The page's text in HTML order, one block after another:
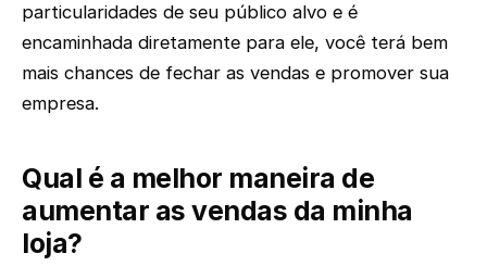
particularidades de seu público alvo e é
encaminhada diretamente para ele, você terá bem
mais chances de fechar as vendas e promover sua
empresa.
Qual é a melhor maneira de
aumentar as vendas da minha
loja?